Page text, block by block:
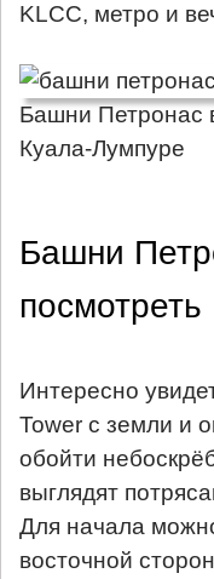
KLCC, метро и
Башни Петронас
Куала-Лумпуре
Башни
посмотреть
Интересно
Tower с земли и
обойти
выглядят
Для начала
восточной